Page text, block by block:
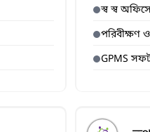
স্ব স্ব
পরিবীক্ষণ
GPMS